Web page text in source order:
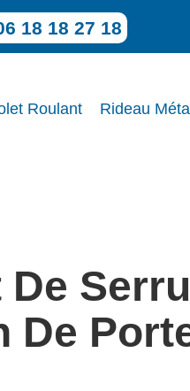
18 18 27 18
Roulant Rideau
De